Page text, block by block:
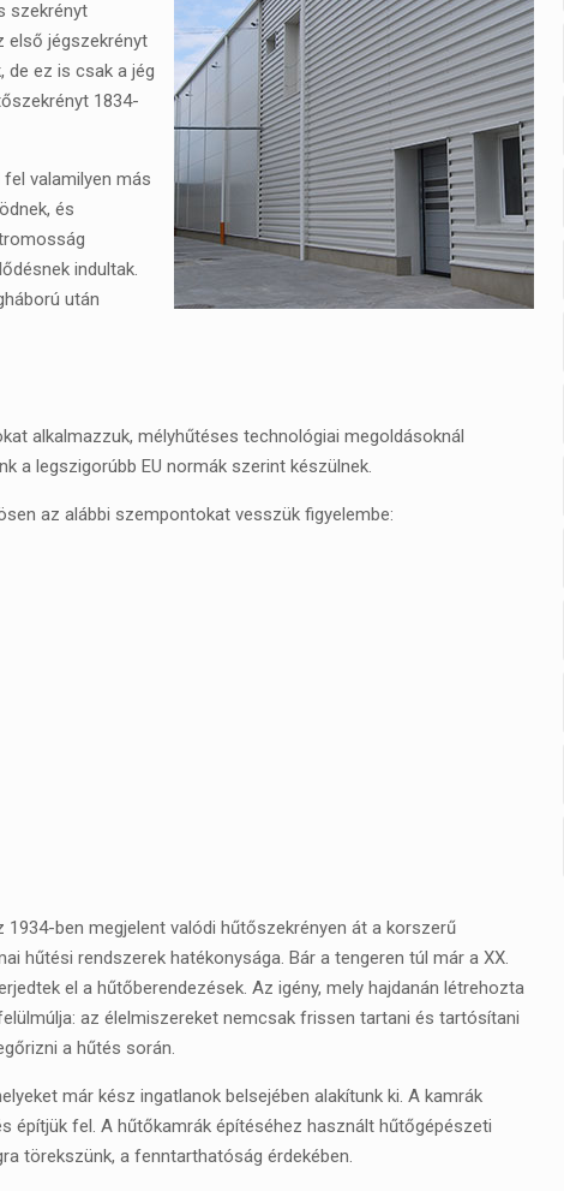
szekrényt
első jégszekrényt
de ez is csak a jég
1834-
valamilyen más
és
indultak.
után
alkalmazzuk, mélyhűtéses technológiai megoldásoknál
a legszigorúbb EU normák szerint készülnek.
az alábbi szempontokat vesszük figyelembe:
ben megjelent valódi hűtőszekrényen át a korszerű
hűtési rendszerek hatékonysága. Bár a tengeren túl már a XX.
el a hűtőberendezések. Az igény, mely hajdanán létrehozta
az élelmiszereket nemcsak frissen tartani és tartósítani
a hűtés során.
már kész ingatlanok belsejében alakítunk ki. A kamrák
építjük fel. A hűtőkamrák építéséhez használt hűtőgépészeti
törekszünk, a fenntarthatóság érdekében.